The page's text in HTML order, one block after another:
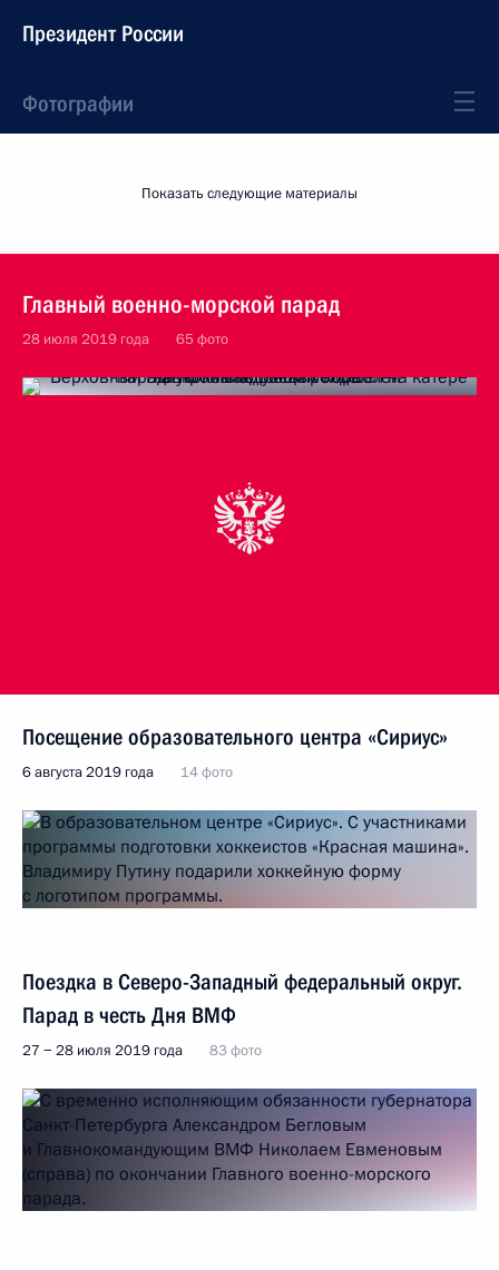
Президент России
Фотографии
Показать следующие материалы
Главный военно-морской парад
28 июля 2019 года 65 фото
Посещение образовательного центра «Сириус»
6 августа 2019 года 14 фото
Поездка в Северо-Западный федеральный округ.
Парад в честь Дня ВМФ
27 − 28 июля 2019 года 83 фото